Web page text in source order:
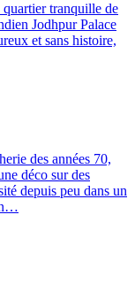
quartier tranquille de
Jodhpur Palace
et sans histoire,
des années 70,
déco sur des
depuis peu dans un